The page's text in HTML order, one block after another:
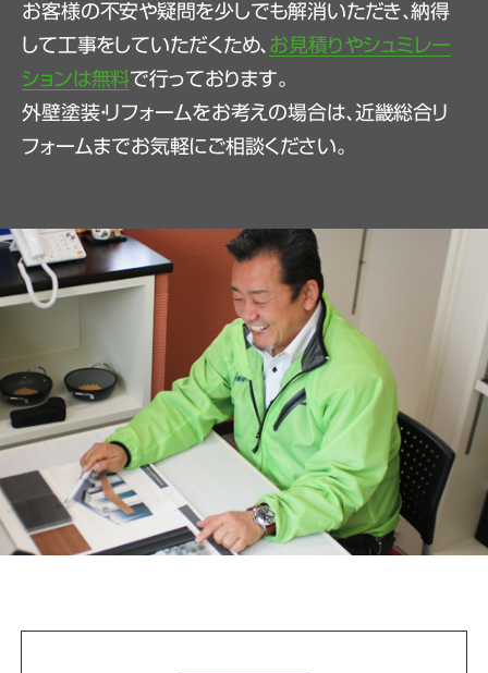
お客様の不安や疑問を少しでも解消いただき、納得
して工事をしていただくため、 お見積りやシュミレー
ションは無料で行っております。
外壁塗装・リフォームをお考えの場合は、近畿総合リ
フォームまでお気軽にご相談ください。